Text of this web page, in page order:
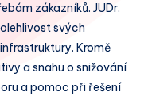
zákazníků. JUDr.
svých
Kromě
a snahu o snižování
a pomoc při řešení